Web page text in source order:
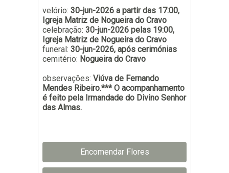
velório: 30-jun-2026 a partir das 17:00,
Igreja Matriz de Nogueira do Cravo
celebração: 30-jun-2026 pelas 19:00,
Igreja Matriz de Nogueira do Cravo
funeral: 30-jun-2026, após cerimónias
cemitério: Nogueira do Cravo
observações: Viúva de Fernando
Mendes Ribeiro.*** O acompanhamento
é feito pela Irmandade do Divino Senhor
das Almas.
Encomendar Flores